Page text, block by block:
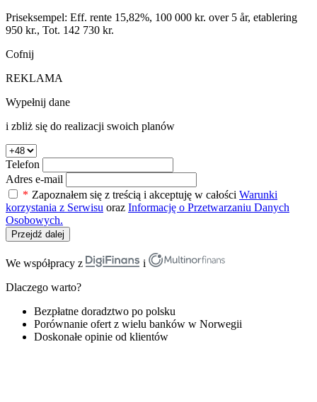
Priseksempel: Eff. rente 15,82%, 100 000 kr. over 5 år, etablering
950 kr., Tot. 142 730 kr.
Cofnij
REKLAMA
Wypełnij dane
i zbliż się do realizacji swoich planów
Telefon
Adres e-mail
* Zapoznałem się z treścią i akceptuję w całości Warunki
korzystania z Serwisu oraz Informację o Przetwarzaniu Danych
Osobowych.
Przejdź dalej
We współpracy z
i
Dlaczego warto?
Bezpłatne doradztwo po polsku
Porównanie ofert z wielu banków w Norwegii
Doskonałe opinie od klientów